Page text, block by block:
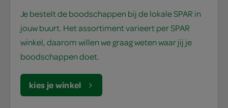
Je bestelt de boodschappen bij de lokale SPAR in
jouw buurt. Het assortiment varieert per SPAR
winkel, daarom willen we graag weten waar jij je
boodschappen doet.
kies je winkel